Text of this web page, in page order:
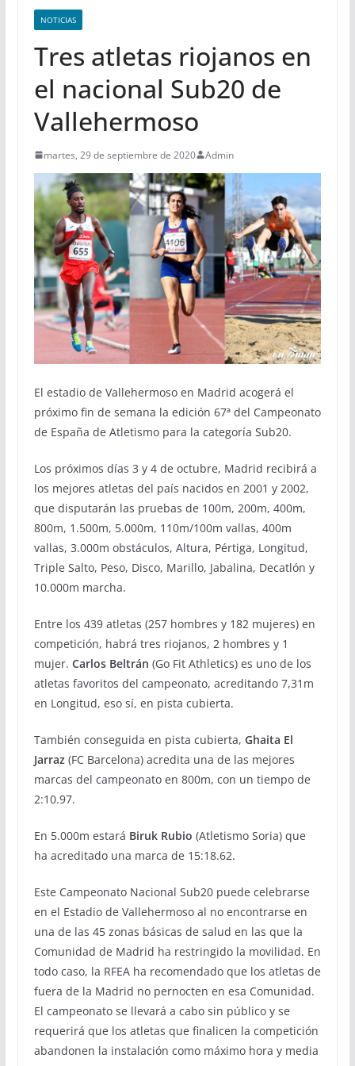
NOTICIAS
Tres atletas riojanos en
el nacional Sub20 de
Vallehermoso
martes, 29 de septiembre de 2020 Admin
El estadio de Vallehermoso en Madrid acogerá el
próximo fin de semana la edición 67ª del Campeonato
de España de Atletismo para la categoría Sub20.
Los próximos días 3 y 4 de octubre, Madrid recibirá a
los mejores atletas del país nacidos en 2001 y 2002,
que disputarán las pruebas de 100m, 200m, 400m,
800m, 1.500m, 5.000m, 110m/100m vallas, 400m
vallas, 3.000m obstáculos, Altura, Pértiga, Longitud,
Triple Salto, Peso, Disco, Marillo, Jabalina, Decatlón y
10.000m marcha.
Entre los 439 atletas (257 hombres y 182 mujeres) en
competición, habrá tres riojanos, 2 hombres y 1
mujer. Carlos Beltrán (Go Fit Athletics) es uno de los
atletas favoritos del campeonato, acreditando 7,31m
en Longitud, eso sí, en pista cubierta.
También conseguida en pista cubierta, Ghaita El
Jarraz(FC Barcelona) acredita una de las mejores
marcas del campeonato en 800m, con un tiempo de
2:10.97.
En 5.000m estará Biruk Rubio (Atletismo Soria) que
ha acreditado una marca de 15:18.62.
Este Campeonato Nacional Sub20 puede celebrarse
en el Estadio de Vallehermoso al no encontrarse en
una de las 45 zonas básicas de salud en las que la
Comunidad de Madrid ha restringido la movilidad. En
todo caso, la RFEA ha recomendado que los atletas de
fuera de la Madrid no pernocten en esa Comunidad.
El campeonato se llevará a cabo sin público y se
requerirá que los atletas que finalicen la competición
abandonen la instalación como máximo hora y media